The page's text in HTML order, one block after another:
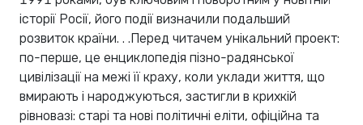
історії Росії, його події визначили подальший
розвиток країни. . .Перед читачем унікальний проект:
по-перше, це енциклопедія пізно-радянської
цивілізації на межі її краху, коли уклади життя, що
вмирають і народжуються, застигли в крихкій
рівновазі: старі та нові політичні еліти, офіційна та